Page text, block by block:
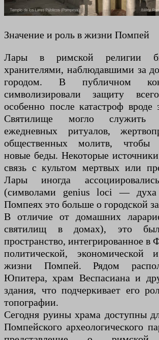
Значение и роль в жизни Помпей
Лары в римской религии
хранителями, наблюдавшими за
городом. В публичном
символизировали защиту
особенно после катастроф вроде
Святилище могло служить
ежедневных ритуалов,
общественных молитв, чтобы
новые беды. Некоторые
связь с культом мертвых или
Лары иногда
(символами genius loci —
Помпеях это больше о городской
В отличие от домашних
святилищ в домах), это
пространство, интегрированное
политической, экономической
жизни Помпей. Рядом
Юпитера, храм Веспасиана и
здания, что подчеркивает его
топографии.
Сегодня руины храма доступны
Помпейского археологического